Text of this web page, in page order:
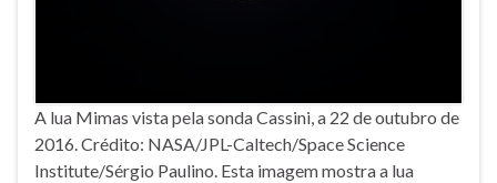
A lua Mimas vista pela sonda Cassini, a 22 de outubro de
2016. Crédito: NASA/JPL-Caltech/Space Science
Institute/Sérgio Paulino. Esta imagem mostra a lua